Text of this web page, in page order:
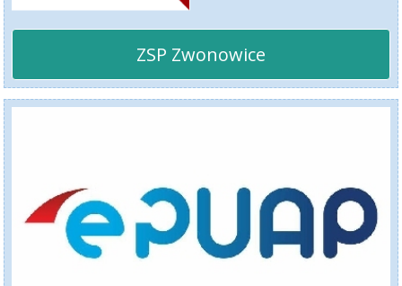
ZSP Zwonowice